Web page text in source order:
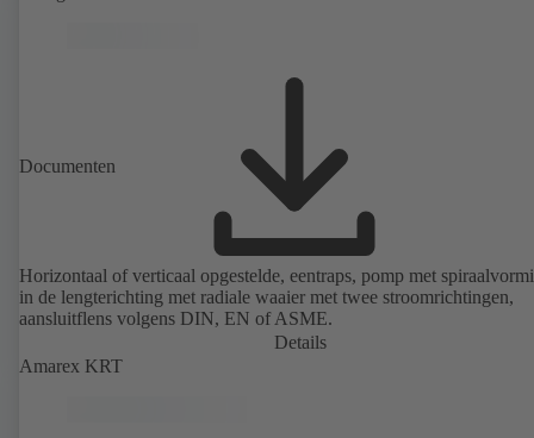
Documenten
Horizontaal of verticaal opgestelde, eentraps, pomp met
in de lengterichting met radiale waaier met twee stroomrichtingen,
aansluitflens volgens DIN, EN of ASME.
Details
Amarex KRT